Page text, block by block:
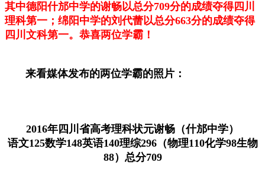
其中德阳什邡中学的谢畅以总分709分的成绩夺得四川
理科第一；绵阳中学的刘代蕾以总分663分的成绩夺得
四川文科第一。恭喜两位学霸！
来看媒体发布的两位学霸的照片：
2016年四川省高考理科状元谢畅（什邡中学）
语文125数学148英语140理综296（物理110化学98生物
88）总分709